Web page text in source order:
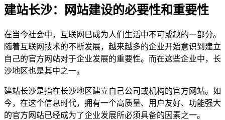
建站长沙：网站建设的必要性和重要性
在当今社会中，互联网已成为人们生活中不可或缺的一部分。
随着互联网技术的不断发展，越来越多的企业开始意识到建立
自己的官方网站对于企业发展的重要性。而在这些企业中，长
沙地区也是其中之一。
建站长沙是指在长沙地区建立自己公司或机构的官方网站。如
今，在这个信息时代，拥有一个高质量、用户友好、功能强大
的官方网站已经成为了企业发展所必须具备的因素之一。